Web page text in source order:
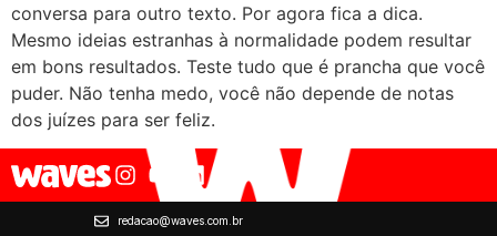
conversa para outro texto. Por agora fica a dica.
Mesmo ideias estranhas à normalidade podem resultar
em bons resultados. Teste tudo que é prancha que você
puder. Não tenha medo, você não depende de notas
dos juízes para ser feliz.
redacao@waves.com.br